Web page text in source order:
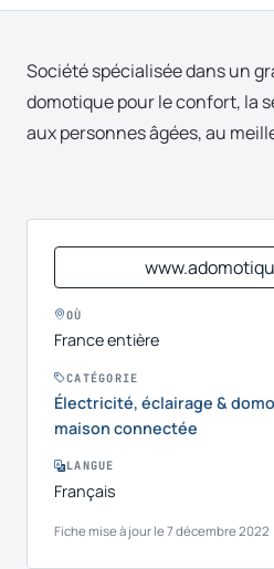
Société spécialisée dans un
domotique pour le confort, la
aux personnes âgées, au
OÙ
France entière
CATÉGORIE
Électricité, éclairage &
maison connectée
LANGUE
Français
Fiche mise à jour le 7 décembre 2022